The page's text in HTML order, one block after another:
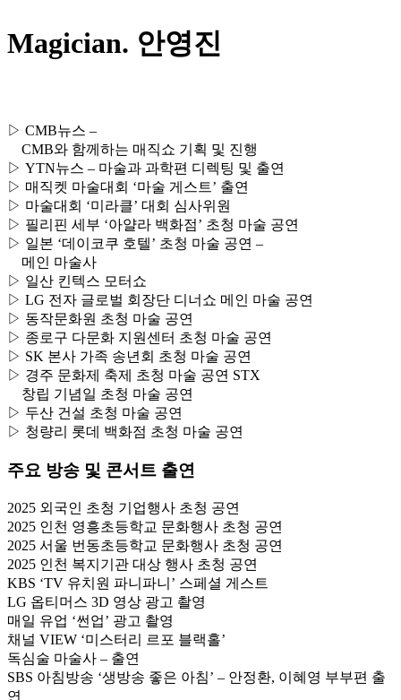
Magician. 안영진
▷ CMB뉴스 –
CMB와 함께하는 매직쇼 기획 및 진행
▷ YTN뉴스 – 마술과 과학편 디렉팅 및 출연
▷ 매직켓 마술대회 ‘마술 게스트’ 출연
▷ 마술대회 ‘미라클’ 대회 심사위원
▷ 필리핀 세부 ‘아얄라 백화점’ 초청 마술 공연
▷ 일본 ‘데이코쿠 호텔’ 초청 마술 공연 –
메인 마술사
▷ 일산 킨텍스 모터쇼
▷ LG 전자 글로벌 회장단 디너쇼 메인 마술 공연
▷ 동작문화원 초청 마술 공연
▷ 종로구 다문화 지원센터 초청 마술 공연
▷ SK 본사 가족 송년회 초청 마술 공연
▷ 경주 문화제 축제 초청 마술 공연 STX
창립 기념일 초청 마술 공연
▷ 두산 건설 초청 마술 공연
▷ 청량리 롯데 백화점 초청 마술 공연
주요 방송 및 콘서트 출연
2025 외국인 초청 기업행사 초청 공연
2025 인천 영흥초등학교 문화행사 초청 공연
2025 서울 번동초등학교 문화행사 초청 공연
2025 인천 복지기관 대상 행사 초청 공연
KBS ‘TV 유치원 파니파니’ 스페셜 게스트
LG 옵티머스 3D 영상 광고 촬영
매일 유업 ‘썬업’ 광고 촬영
채널 VIEW ‘미스터리 르포 블랙홀’
독심술 마술사 – 출연
SBS 아침방송 ‘생방송 좋은 아침’ – 안정환, 이혜영 부부편 출
연